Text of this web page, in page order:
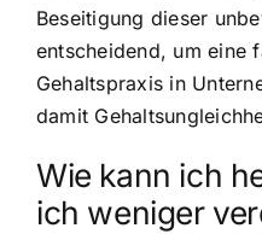
Beseitigung dieser
entscheidend, um eine
Gehaltspraxis in
damit
Wie kann ich
ich weniger